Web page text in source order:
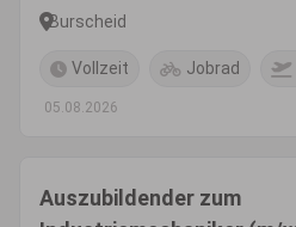
Burscheid
Vollzeit Jobrad
05.08.2026
Auszubildender zum